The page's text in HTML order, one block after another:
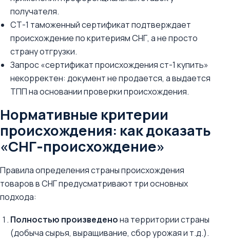
получателя.
СТ-1 таможенный сертификат подтверждает
происхождение по критериям СНГ, а не просто
страну отгрузки.
Запрос «сертификат происхождения ст-1 купить»
некорректен: документ не продается, а выдается
ТПП на основании проверки происхождения.
Нормативные критерии
происхождения: как доказать
«СНГ‑происхождение»
Правила определения страны происхождения
товаров в СНГ предусматривают три основных
подхода:
Полностью произведенона территории страны
(добыча сырья, выращивание, сбор урожая и т.д.).